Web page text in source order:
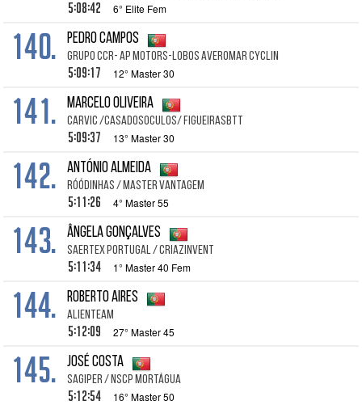
5:08:42 6° Elite Fem
140. Pedro Campos
Grupo ccr- Ap motors-Lobos Averomar Cyclin
5:09:17 12° Master 30
141. Marcelo Oliveira
CARVIC /CASADOSOCULOS/ FIGUEIRASBTT
5:09:37 13° Master 30
142. António Almeida
RÓÓDINHAS / Master Vantagem
5:11:26 4° Master 55
143. Ângela Gonçalves
SAERTEX Portugal / CRIAZinvent
5:11:34 1° Master 40 Fem
144. Roberto Aires
Alienteam
5:12:09 27° Master 45
145. José Costa
SAGIPER / NSCP Mortágua
5:12:54 16° Master 50